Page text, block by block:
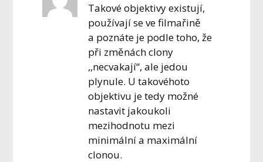
Takové objektivy existují,
používají se ve filmařině
a poznáte je podle toho, že
při změnách clony
,,necvakají“, ale jedou
plynule. U takovéhoto
objektivu je tedy možné
nastavit jakoukoli
mezihodnotu mezi
minimální a maximální
clonou.